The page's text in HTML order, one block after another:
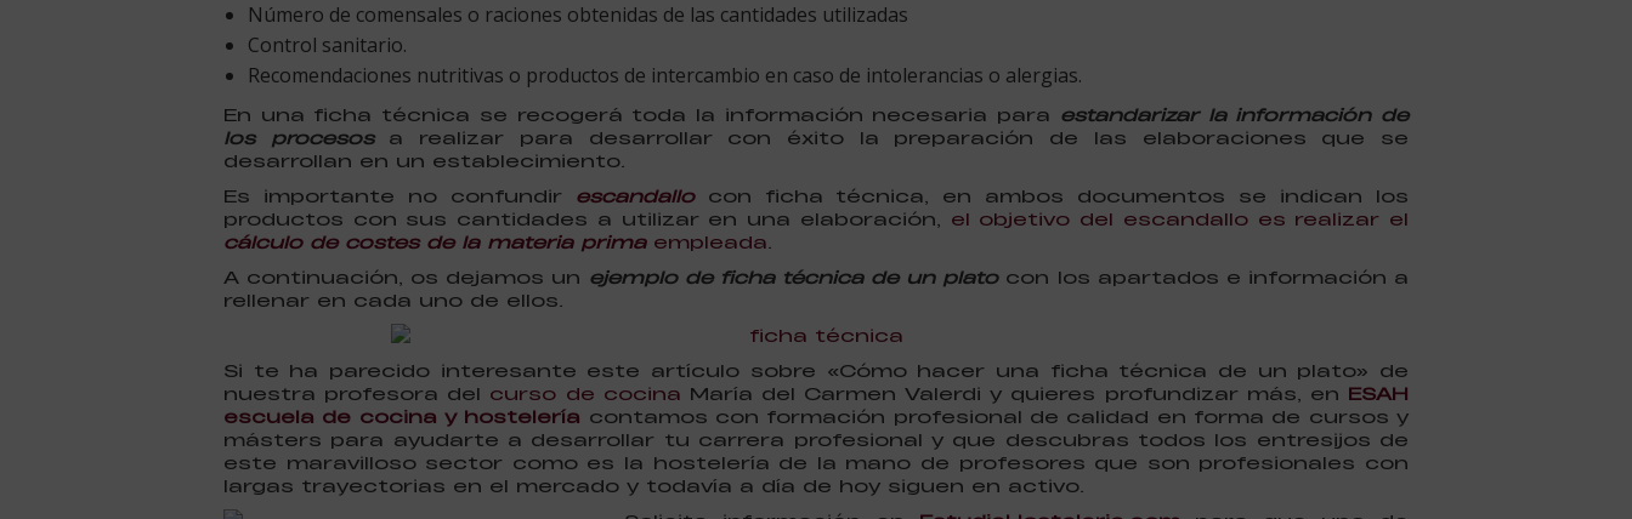
Número de comensales o raciones obtenidas de las cantidades utilizadas
Control sanitario.
Recomendaciones nutritivas o productos de intercambio en caso de intolerancias o alergias.
En una ficha técnica se recogerá toda la información necesaria para estandarizar la información de
los procesosa realizar para desarrollar con éxito la preparación de las elaboraciones que se
desarrollan en un establecimiento.
Es importante no confundir escandallocon ficha técnica, en ambos documentos se indican los
productos con sus cantidades a utilizar en una elaboración, el objetivo del escandallo es realizar el
cálculo de costes de la materia primaempleada.
A continuación, os dejamos un ejemplo de ficha técnica de un platocon los apartados e información a
rellenar en cada uno de ellos.
Si te ha parecido interesante este artículo sobre «Cómo hacer una ficha técnica de un plato» de
nuestra profesora del curso de cocina María del Carmen Valerdi y quieres profundizar más, en ESAH
escuela de cocina y hostelería contamos con formación profesional de calidad en forma de cursos y
másters para ayudarte a desarrollar tu carrera profesional y que descubras todos los entresijos de
este maravilloso sector como es la hostelería de la mano de profesores que son profesionales con
largas trayectorias en el mercado y todavía a día de hoy siguen en activo.